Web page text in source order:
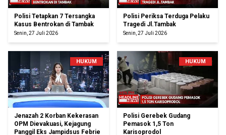
Polisi Tetapkan 7 Tersangka
Kasus Bentrokan di Tambak
Senin, 27 Juli 2026
Polisi Periksa Terduga Pelaku
Tragedi Jl.Tambak
Senin, 27 Juli 2026
HUKUM
Jenazah 2 Korban Kekerasan
OPM Dievakuasi, Kejagung
Panggil Eks Jampidsus Febrie
HUKUM
Polisi Gerebek Gudang
Pemasok 1,5 Ton
Karisoprodol